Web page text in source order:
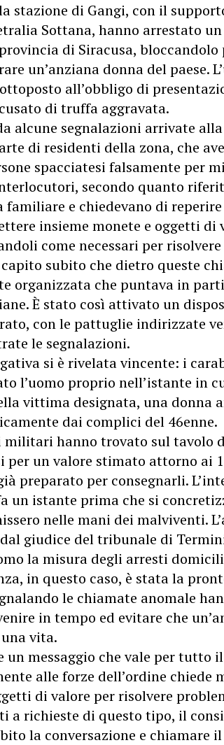
stazione di Gangi, con il
Sottana, hanno arrestato
di Siracusa,
un’anziana donna del paese.
all’obbligo di
di truffa aggravata.
alcune segnalazioni arrivate
di residenti della zona, che
spacciatesi falsamente per
secondo quanto
familiare e chiedevano di
insieme monete e oggetti di
come necessari per
subito che dietro queste
organizzata che puntava in
È stato così attivato un
con le pattuglie indirizzate
le segnalazioni.
si è rivelata vincente: i
l’uomo proprio nell’istante in
vittima designata, una donna
dai complici del 46enne.
militari hanno trovato sul tavolo
per un valore stimato attorno ai
preparato per consegnarli.
un istante prima che si
nelle mani dei malviventi. L’
giudice del tribunale di
la misura degli arresti
in questo caso, è stata la
le chiamate anomale
in tempo ed evitare che
vita.
un messaggio che vale per tutto
alle forze dell’ordine chiede
di valore per risolvere
a richieste di questo tipo, il
la conversazione e chiamare il